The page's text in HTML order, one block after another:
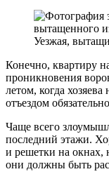
Уезжая,
Конечно, квартиру
проникновения
летом, когда
отъездом
Чаще всего
последний этажи.
и решетки на окнах,
они должны быть